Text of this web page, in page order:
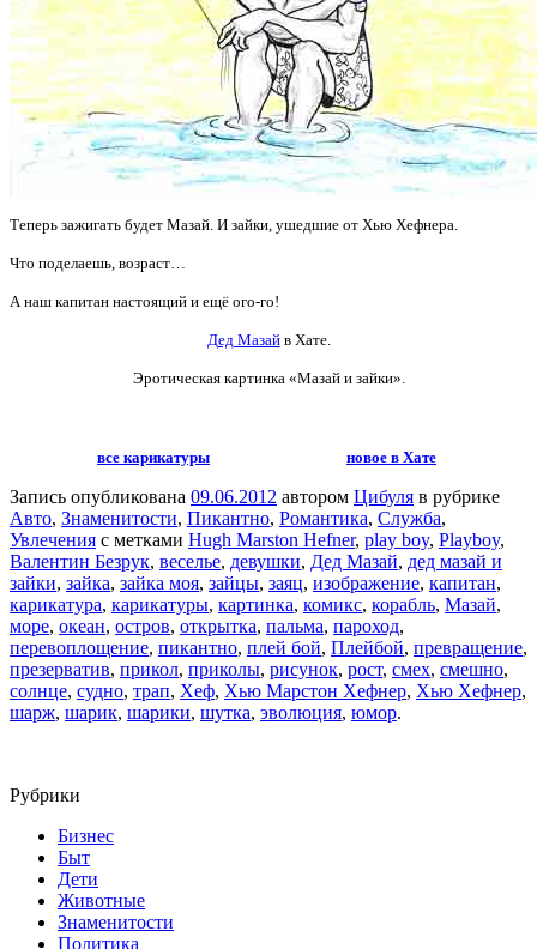
Теперь зажигать будет Мазай. И зайки, ушедшие от Хью Хефнера.
Что поделаешь, возраст…
А наш капитан настоящий и ещё ого-го!
Дед Мазайв Хате.
Эротическая картинка «Мазай и зайки».
все карикатуры новое в Хате
Запись опубликована 09.06.2012 автором Цибуля в рубрике
Авто, Знаменитости, Пикантно, Романтика, Служба,
Увлечения с метками Hugh Marston Hefner, play boy, Playboy,
Валентин Безрук, веселье, девушки, Дед Мазай, дед мазай и
зайки, зайка, зайка моя, зайцы, заяц, изображение, капитан,
карикатура, карикатуры, картинка, комикс, корабль, Мазай,
море, океан, остров, открытка, пальма, пароход,
перевоплощение, пикантно, плей бой, Плейбой, превращение,
презерватив, прикол, приколы, рисунок, рост, смех, смешно,
солнце, судно, трап, Хеф, Хью Марстон Хефнер, Хью Хефнер,
шарж, шарик, шарики, шутка, эволюция, юмор.
Рубрики
Бизнес
Быт
Дети
Животные
Знаменитости
Политика